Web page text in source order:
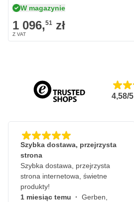
W magazynie
1 096,51 zł
4,58/5
Szybka dostawa, przejrzysta
strona
Szybka dostawa, przejrzysta
strona internetowa, świetne
produkty!
1 miesiąc temu · Gerben,